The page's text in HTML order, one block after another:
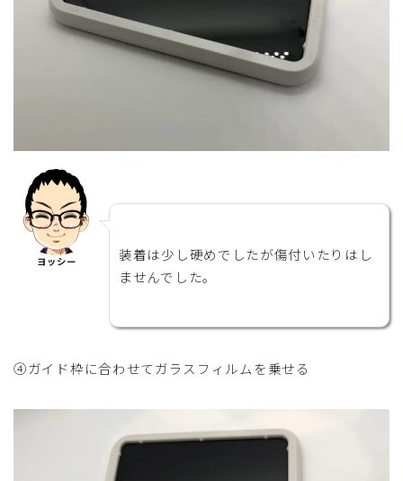
ヨッシー
装着は少し硬めでしたが傷付いたりはし
ませんでした。
④ガイド枠に合わせてガラスフィルムを乗せる